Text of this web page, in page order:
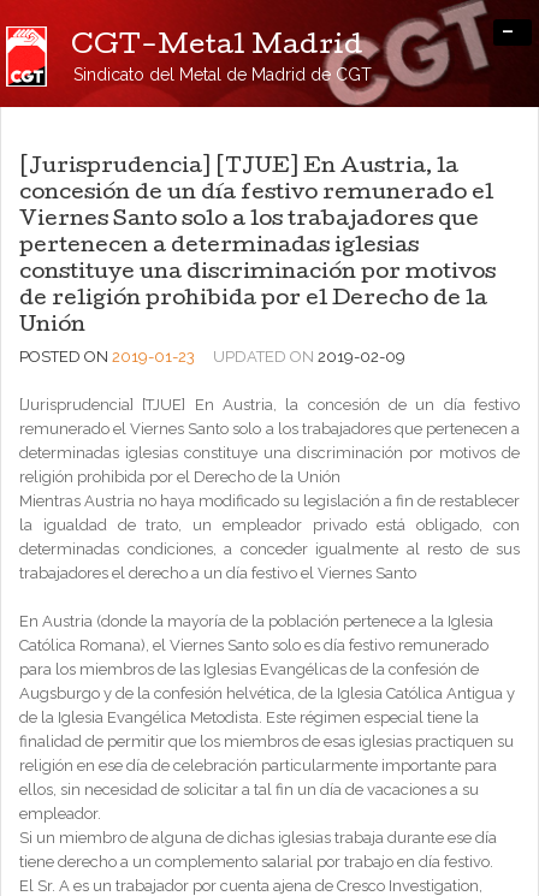
CGT-Metal Madrid
Sindicato del Metal de Madrid de CGT
-
[Jurisprudencia] [TJUE] En Austria, la
concesión de un día festivo remunerado el
Viernes Santo solo a los trabajadores que
pertenecen a determinadas iglesias
constituye una discriminación por motivos
de religión prohibida por el Derecho de la
Unión
POSTED ON 2019-01-23 UPDATED ON 2019-02-09
[Jurisprudencia] [TJUE] En Austria, la concesión de un día festivo
remunerado el Viernes Santo solo a los trabajadores que pertenecen a
determinadas iglesias constituye una discriminación por motivos de
religión prohibida por el Derecho de la Unión
Mientras Austria no haya modificado su legislación a fin de restablecer
la igualdad de trato, un empleador privado está obligado, con
determinadas condiciones, a conceder igualmente al resto de sus
trabajadores el derecho a un día festivo el Viernes Santo
En Austria (donde la mayoría de la población pertenece a la Iglesia
Católica Romana), el Viernes Santo solo es día festivo remunerado
para los miembros de las Iglesias Evangélicas de la confesión de
Augsburgo y de la confesión helvética, de la Iglesia Católica Antigua y
de la Iglesia Evangélica Metodista. Este régimen especial tiene la
finalidad de permitir que los miembros de esas iglesias practiquen su
religión en ese día de celebración particularmente importante para
ellos, sin necesidad de solicitar a tal fin un día de vacaciones a su
empleador.
Si un miembro de alguna de dichas iglesias trabaja durante ese día
tiene derecho a un complemento salarial por trabajo en día festivo.
El Sr. A es un trabajador por cuenta ajena de Cresco Investigation,